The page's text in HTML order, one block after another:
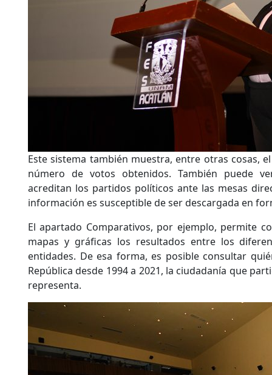
Este sistema también muestra, entre otras cosas,
número de votos obtenidos. También puede
acreditan los partidos políticos ante las mesas
información es susceptible de ser descargada en
El apartado Comparativos, por ejemplo, permite
mapas y gráficas los resultados entre los
entidades. De esa forma, es posible consultar
República desde 1994 a 2021, la ciudadanía que
representa.